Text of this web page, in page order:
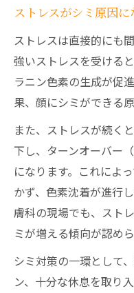
ストレスがシミ原因
ストレスは直接的にも
強いストレスを受ける
ラニン色素の生成が促
果、顔にシミができる
また、ストレスが続く
下し、ターンオーバー
になります。これによ
かず、色素沈着が進行
膚科の現場でも、スト
ミが増える傾向が認めら
シミ対策の一環として
ン、十分な休息を取り